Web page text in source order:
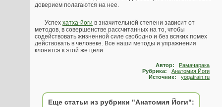
доверием полагаются на нее.
Успех хатха-йоги в значительной степени зависит от
методов, в совершенстве рассчитанных на то, чтобы
содействовать жизненной силе свободно и без всяких помех
действовать в человеке. Все наши методы и упражнения
клонятся к этой же цели.
Автор:
Рамачарака
Рубрика: Анатомия Йоги
Источник: yogatrain.ru
Еще статьи из рубрики "Анатомия Йоги":